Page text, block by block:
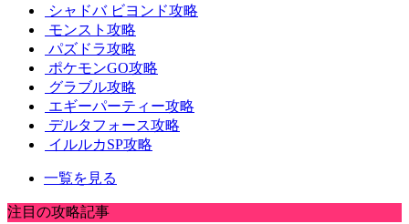
シャドバ ビヨンド攻略
モンスト攻略
パズドラ攻略
ポケモンGO攻略
グラブル攻略
エギーパーティー攻略
デルタフォース攻略
イルルカSP攻略
一覧を見る
注目の攻略記事